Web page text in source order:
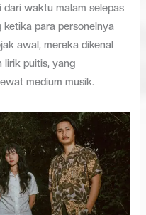
dari waktu malam selepas
para personelnya
awal, mereka dikenal
lirik puitis, yang
medium musik.